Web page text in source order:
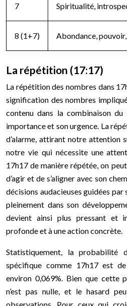
7 Spiritualité,
8 (1+7) Abondance,
La répétition (17:17)
La répétition des nombres dans
signification des nombres
contenu dans la combinaison
importance et son urgence. La
d’alarme, attirant notre attention
notre vie qui nécessite une
17h17 de manière répétée, on
d’agir et de s’aligner avec son
décisions audacieuses guidées
pleinement dans son
devient ainsi plus pressant et
profonde et à une action concrète.
Statistiquement, la probabilité
spécifique comme 17h17 est
environ 0,069%. Bien que cette
n’est pas nulle, et le hasard